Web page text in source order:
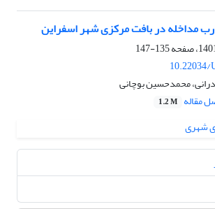
مداخله در بافت مرکزی شهر اسفراین
135-147
10.22034/
محمدحسین بوچانی
مقاله 1.2 M